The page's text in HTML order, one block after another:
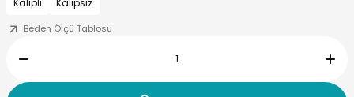
Kalıplı
Kalıpsız
Beden Ölçü Tablosu
Kağıdı